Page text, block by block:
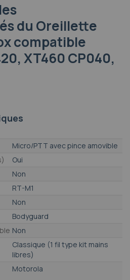
du Oreillette
compatible
XT460 CP040,
Micro/PTT avec pince amovible
Oui
Non
RT-M1
Non
Bodyguard
Non
Classique (1 fil type kit mains
libres)
Motorola